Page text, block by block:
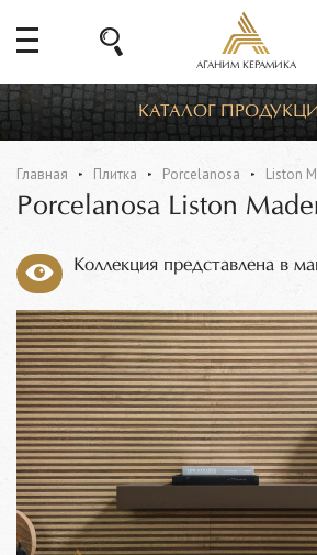
АГАНИМ КЕРАМИКА
КАТАЛОГ
Главная Плитка Porcelanosa Liston
Porcelanosa Liston
Коллекция представлена в